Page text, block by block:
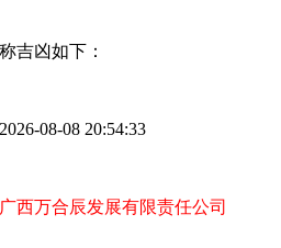
凶如下：
08-08 20:54:33
广西万合辰发展有限责任公司